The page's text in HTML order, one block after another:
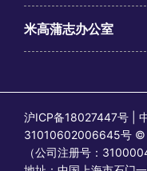
米高蒲志办公室
沪ICP备18027447号 |
31010602006645号 ©
（公司注册号：